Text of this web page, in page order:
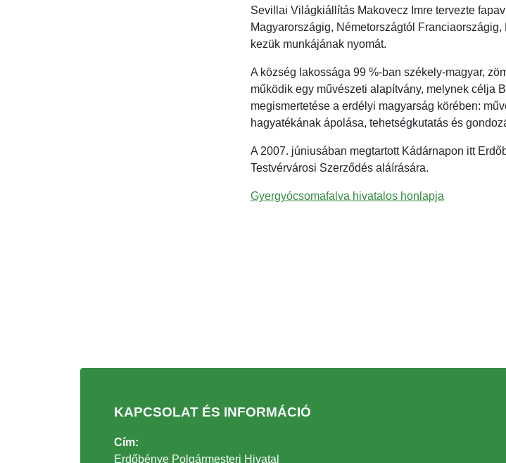
Sevillai Világkiállítás Makovecz Imre tervezte
Magyarországig, Németországtól
kezük munkájának nyomát.
A község lakossága 99 %-ban székely-magyar,
működik egy művészeti alapítvány, melynek célja
megismertetése a erdélyi magyarság körében:
hagyatékának ápolása, tehetségkutatás és
A 2007. júniusában megtartott Kádárnapon itt
Testvérvárosi Szerződés aláírására.
Gyergyócsomafalva hivatalos honlapja
KAPCSOLAT ÉS INFORMÁCIÓ
Cím:
Erdőbénye Polgármesteri Hivatal